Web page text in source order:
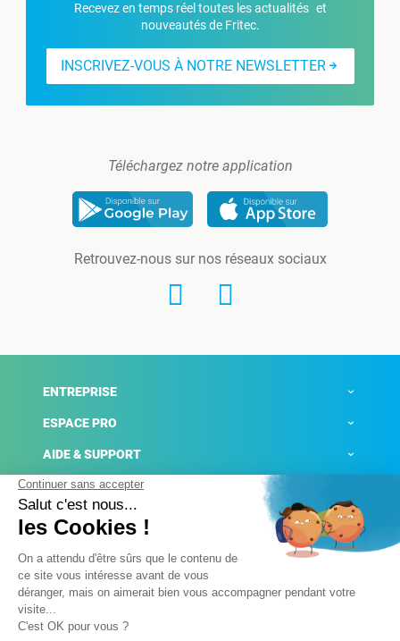
Recevez en temps réel toutes les actualités et
nouveautés de Fritec.
INSCRIVEZ-VOUS À NOTRE NEWSLETTER
Téléchargez notre application
Retrouvez-nous sur nos réseaux sociaux
ENTREPRISE
ESPACE PRO
AIDE & SUPPORT
ACTUALITÉS
Mentions légales